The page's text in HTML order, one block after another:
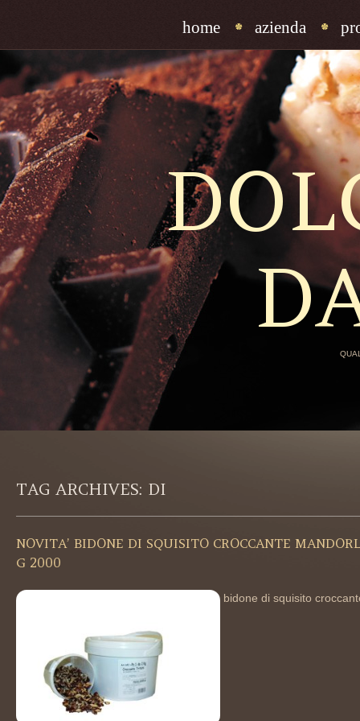
home azienda
TAG ARCHIVES: DI
NOVITA’ BIDONE DI SQUISITO CROCCANTE
G 2000
bidone di squisito